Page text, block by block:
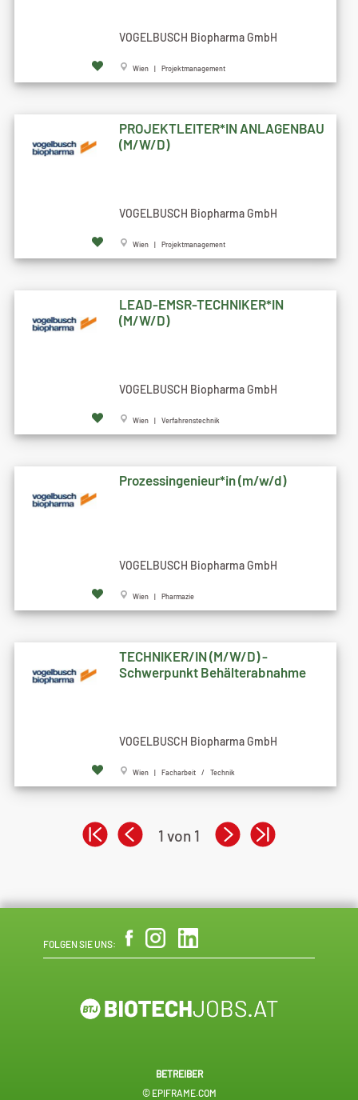
VOGELBUSCH Biopharma GmbH
Wien | Projektmanagement
PROJEKTLEITER*IN ANLAGENBAU
(M/W/D)
VOGELBUSCH Biopharma GmbH
Wien | Projektmanagement
LEAD-EMSR-TECHNIKER*IN
(M/W/D)
VOGELBUSCH Biopharma GmbH
Wien | Verfahrenstechnik
Prozessingenieur*in (m/w/d)
VOGELBUSCH Biopharma GmbH
Wien | Pharmazie
TECHNIKER/IN (M/W/D) -
Schwerpunkt Behälterabnahme
VOGELBUSCH Biopharma GmbH
Wien | Facharbeit / Technik
1 von 1
FOLGEN SIE UNS:
BETREIBER
© EPIFRAME.COM